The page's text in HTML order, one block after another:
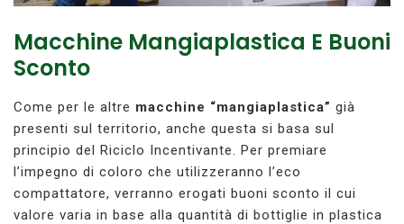
Macchine Mangiaplastica E Buoni
Sconto
Come per le altre macchine “mangiaplastica” già
presenti sul territorio, anche questa si basa sul
principio del Riciclo Incentivante. Per premiare
l’impegno di coloro che utilizzeranno l’eco
compattatore, verranno erogati buoni sconto il cui
valore varia in base alla quantità di bottiglie in plastica